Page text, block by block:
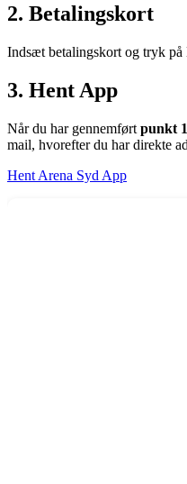
2. Betalingskort
Indsæt betalingskort og tryk på
3. Hent App
Når du har gennemført punkt
mail, hvorefter du har direkte
Hent Arena Syd App